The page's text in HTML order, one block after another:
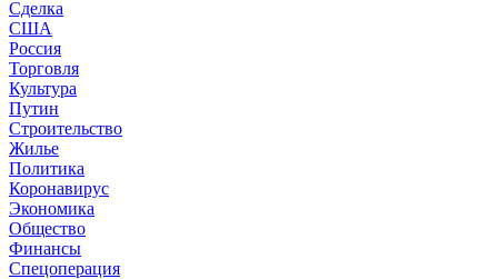
Сделка
США
Россия
Торговля
Культура
Путин
Строительство
Жилье
Политика
Коронавирус
Экономика
Общество
Финансы
Спецоперация